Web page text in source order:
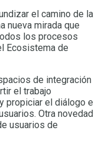
el camino de la
nueva mirada que
los procesos
Ecosistema de
de integración
el trabajo
propiciar el diálogo e
Otra novedad
usuarios de